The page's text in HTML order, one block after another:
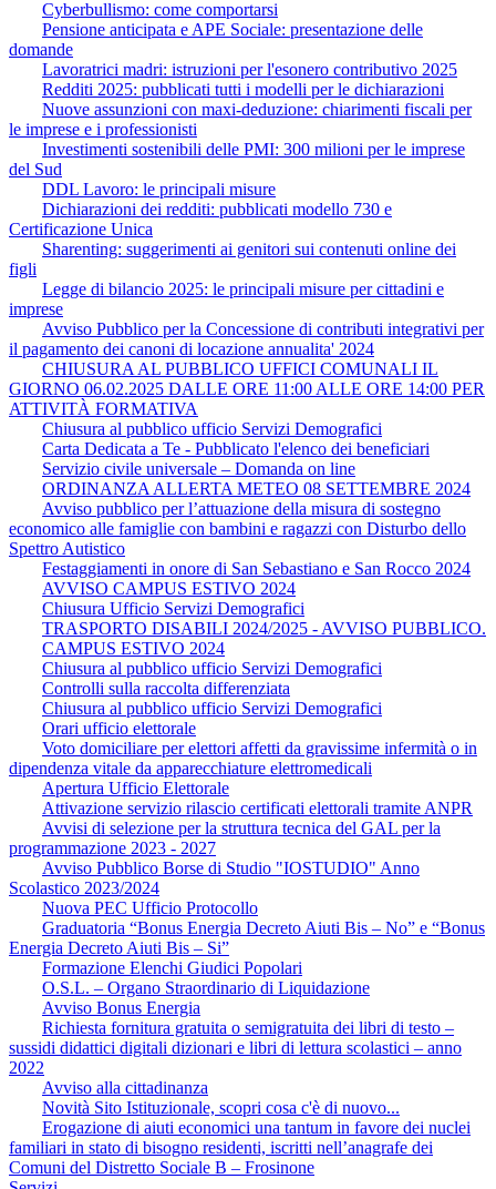
Cyberbullismo: come comportarsi
Pensione anticipata e APE Sociale: presentazione delle
domande
Lavoratrici madri: istruzioni per l'esonero contributivo 2025
Redditi 2025: pubblicati tutti i modelli per le dichiarazioni
Nuove assunzioni con maxi-deduzione: chiarimenti fiscali per
le imprese e i professionisti
Investimenti sostenibili delle PMI: 300 milioni per le imprese
del Sud
DDL Lavoro: le principali misure
Dichiarazioni dei redditi: pubblicati modello 730 e
Certificazione Unica
Sharenting: suggerimenti ai genitori sui contenuti online dei
figli
Legge di bilancio 2025: le principali misure per cittadini e
imprese
Avviso Pubblico per la Concessione di contributi integrativi per
il pagamento dei canoni di locazione annualita' 2024
CHIUSURA AL PUBBLICO UFFICI COMUNALI IL
GIORNO 06.02.2025 DALLE ORE 11:00 ALLE ORE 14:00 PER
ATTIVITÀ FORMATIVA
Chiusura al pubblico ufficio Servizi Demografici
Carta Dedicata a Te - Pubblicato l'elenco dei beneficiari
Servizio civile universale – Domanda on line
ORDINANZA ALLERTA METEO 08 SETTEMBRE 2024
Avviso pubblico per l’attuazione della misura di sostegno
economico alle famiglie con bambini e ragazzi con Disturbo dello
Spettro Autistico
Festaggiamenti in onore di San Sebastiano e San Rocco 2024
AVVISO CAMPUS ESTIVO 2024
Chiusura Ufficio Servizi Demografici
TRASPORTO DISABILI 2024/2025 - AVVISO PUBBLICO.
CAMPUS ESTIVO 2024
Chiusura al pubblico ufficio Servizi Demografici
Controlli sulla raccolta differenziata
Chiusura al pubblico ufficio Servizi Demografici
Orari ufficio elettorale
Voto domiciliare per elettori affetti da gravissime infermità o in
dipendenza vitale da apparecchiature elettromedicali
Apertura Ufficio Elettorale
Attivazione servizio rilascio certificati elettorali tramite ANPR
Avvisi di selezione per la struttura tecnica del GAL per la
programmazione 2023 - 2027
Avviso Pubblico Borse di Studio "IOSTUDIO" Anno
Scolastico 2023/2024
Nuova PEC Ufficio Protocollo
Graduatoria “Bonus Energia Decreto Aiuti Bis – No” e “Bonus
Energia Decreto Aiuti Bis – Si”
Formazione Elenchi Giudici Popolari
O.S.L. – Organo Straordinario di Liquidazione
Avviso Bonus Energia
Richiesta fornitura gratuita o semigratuita dei libri di testo –
sussidi didattici digitali dizionari e libri di lettura scolastici – anno
2022
Avviso alla cittadinanza
Novità Sito Istituzionale, scopri cosa c'è di nuovo...
Erogazione di aiuti economici una tantum in favore dei nuclei
familiari in stato di bisogno residenti, iscritti nell’anagrafe dei
Comuni del Distretto Sociale B – Frosinone